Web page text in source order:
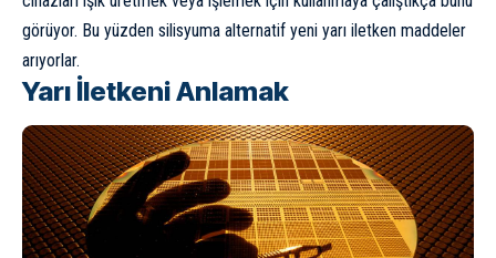
görüyor. Bu yüzden silisyuma alternatif yeni yarı iletken maddeler
arıyorlar.
Yarı İletkeni Anlamak